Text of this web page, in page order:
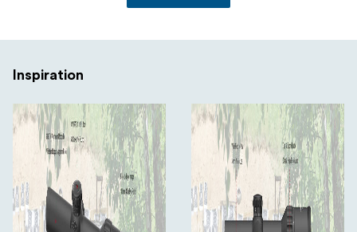
(CR2032-batteri)
Vattentät: IP67
Dimtät: Kvävefylld
Stötsäker: 750 G
Inspiration